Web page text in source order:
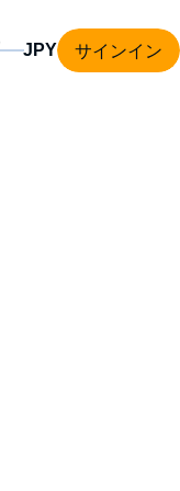
サインイン